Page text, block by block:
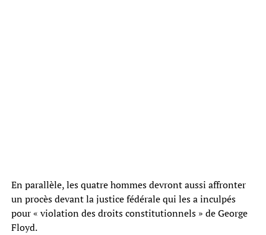
En parallèle, les quatre hommes devront aussi affronter
un procès devant la justice fédérale qui les a inculpés
pour « violation des droits constitutionnels » de George
Floyd.